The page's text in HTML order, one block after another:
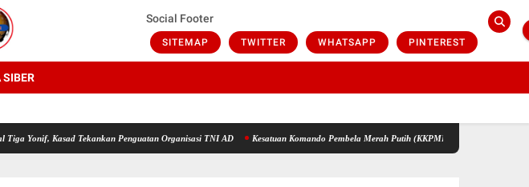
Social Footer
SITEMAP TWITTER WHATSAPP PINTEREST
SIBER
Tekankan Penguatan Organisasi TNI AD Kesatuan Komando Pembela Merah Putih (KKPMP) Wadah Silaturahmi Masyarakat